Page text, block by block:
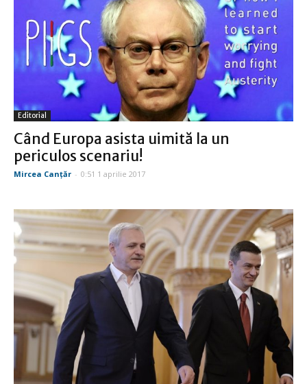
Editorial
Când Europa asista uimită la un
periculos scenariu!
Mircea Canţăr - 0:51 1 aprilie 2017